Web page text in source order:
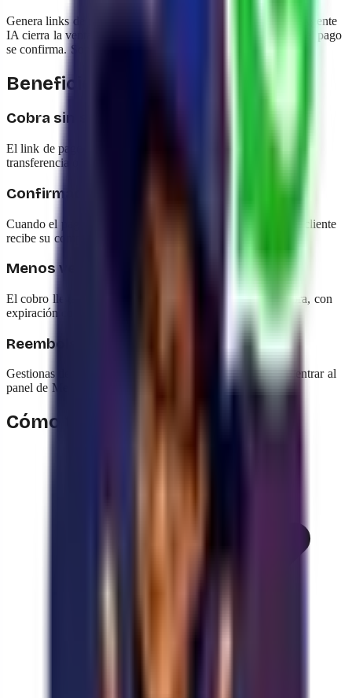
Genera links de pago de Mercado Pago dentro del chat. El Agente
IA cierra la venta, envía el link y te avisa al instante cuando el pago
se confirma. Soporta tarjeta, PIX, transferencias y QR.
Beneficios
Cobra sin salir del chat
El link de pago llega dentro de la conversación: tarjeta,
transferencia o QR, sin mandar al cliente a otra página.
Confirmación instantánea
Cuando el pago se acredita, el pedido pasa a "Pagado" y el cliente
recibe su comprobante al instante — sin que tú hagas nada.
Menos ventas que se caen
El cobro llega en el momento de mayor intención de compra, con
expiración configurable que crea urgencia.
Reembolsos sin fricción
Gestionas devoluciones desde la misma conversación, sin entrar al
panel de Mercado Pago.
Cómo trabaja con yavendió!